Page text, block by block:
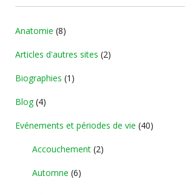
Anatomie (8)
Articles d'autres sites (2)
Biographies (1)
Blog(4)
Evénements et périodes de vie (40)
Accouchement (2)
Automne (6)